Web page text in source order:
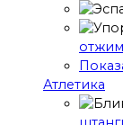
Атлетика